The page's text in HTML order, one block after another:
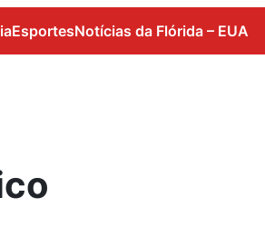
EsportesNotícias da Flórida – EUA